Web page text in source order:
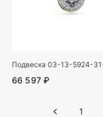
66 597 ₽
1